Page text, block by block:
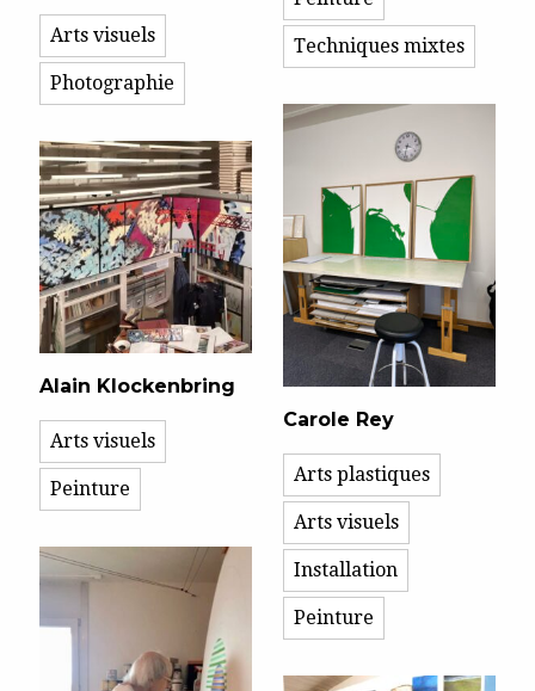
Arts visuels
Photographie
Techniques mixtes
Carole Rey
Arts plastiques
Arts visuels
Installation
Peinture
Alain Klockenbring
Arts visuels
Peinture